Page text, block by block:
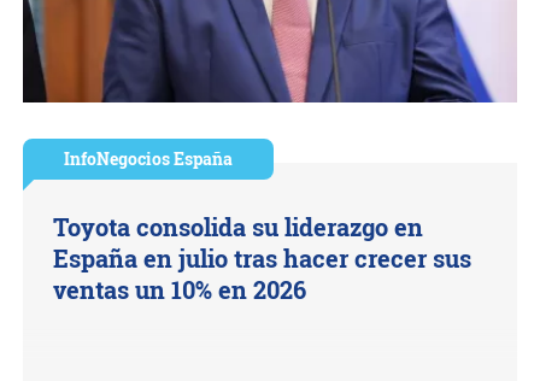
InfoNegocios España
Toyota consolida su liderazgo en
España en julio tras hacer crecer sus
ventas un 10% en 2026